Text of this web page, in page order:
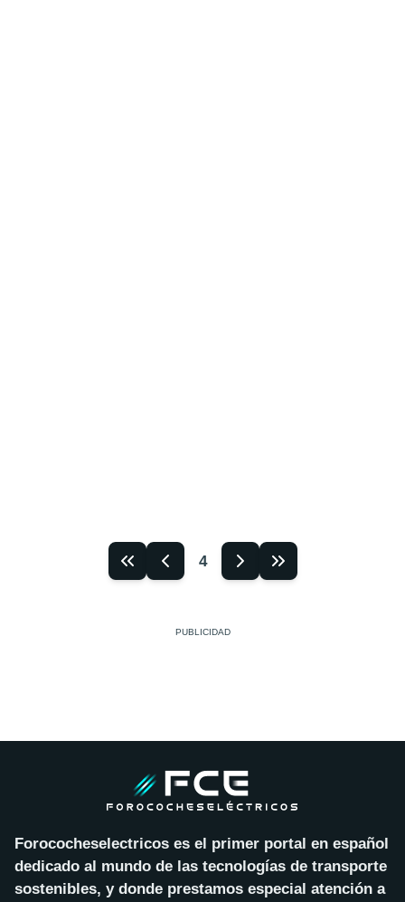
4
Forococheselectricos es el primer portal en español
dedicado al mundo de las tecnologías de transporte
sostenibles, y donde prestamos especial atención a